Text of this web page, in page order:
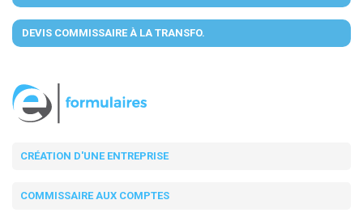
DEVIS COMMISSAIRE À LA TRANSFO.
CRÉATION D'UNE ENTREPRISE
COMMISSAIRE AUX COMPTES